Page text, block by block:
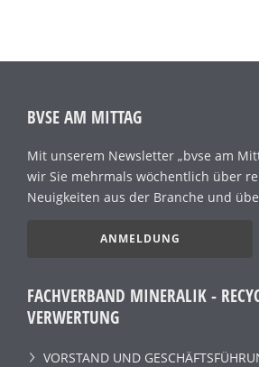
BVSE AM MITTAG
Mit unserem Newsletter „bvse am
wir Sie mehrmals wöchentlich über
Neuigkeiten aus der Branche und
ANMELDUNG
FACHVERBAND MINERALIK -
VERWERTUNG
VORSTAND UND